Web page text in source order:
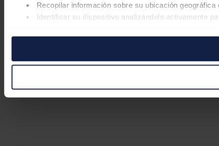
Recopilar información sobre su ubicación
Identificar su dispositivo analizándolo activamente
Las cookies de este sitio web se usan para personalizar el
pueden combinarla con otra información que les haya